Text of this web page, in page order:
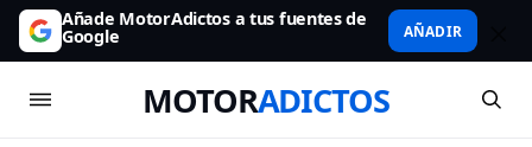
Añade MotorAdictos a tus fuentes de
Google AÑADIR
MOTORADICTOS